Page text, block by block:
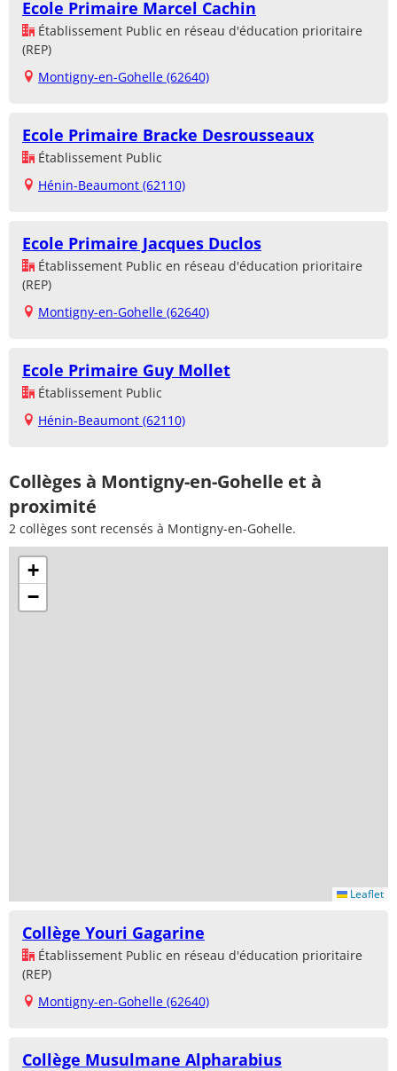
Ecole Primaire Marcel Cachin
Établissement Public en réseau d'éducation prioritaire
(REP)
Montigny-en-Gohelle (62640)
Ecole Primaire Bracke Desrousseaux
Établissement Public
Hénin-Beaumont (62110)
Ecole Primaire Jacques Duclos
Établissement Public en réseau d'éducation prioritaire
(REP)
Montigny-en-Gohelle (62640)
Ecole Primaire Guy Mollet
Établissement Public
Hénin-Beaumont (62110)
Collèges à Montigny-en-Gohelle et à
proximité
2 collèges sont recensés à Montigny-en-Gohelle.
+
−
Leaflet
Collège Youri Gagarine
Établissement Public en réseau d'éducation prioritaire
(REP)
Montigny-en-Gohelle (62640)
Collège Musulmane Alpharabius